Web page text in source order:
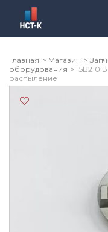
Перейти
содержимому
Главная Магазин
оборудования
15B210
распыление